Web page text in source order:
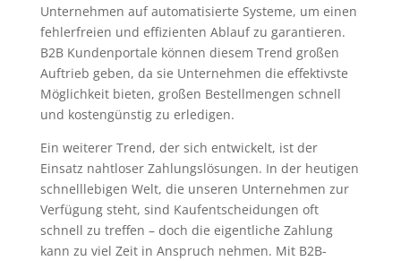
Unternehmen auf automatisierte Systeme, um einen
fehlerfreien und effizienten Ablauf zu garantieren.
B2B Kundenportale können diesem Trend großen
Auftrieb geben, da sie Unternehmen die effektivste
Möglichkeit bieten, großen Bestellmengen schnell
und kostengünstig zu erledigen.
Ein weiterer Trend, der sich entwickelt, ist der
Einsatz nahtloser Zahlungslösungen. In der heutigen
schnelllebigen Welt, die unseren Unternehmen zur
Verfügung steht, sind Kaufentscheidungen oft
schnell zu treffen – doch die eigentliche Zahlung
kann zu viel Zeit in Anspruch nehmen. Mit B2B-